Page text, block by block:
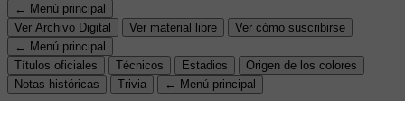
← Menú principal
Ver Archivo Digital
Ver material libre
Ver cómo suscribirse
← Menú principal
Títulos oficiales
Técnicos Estadios
Origen de los colores
Notas históricas
Trivia ← Menú principal